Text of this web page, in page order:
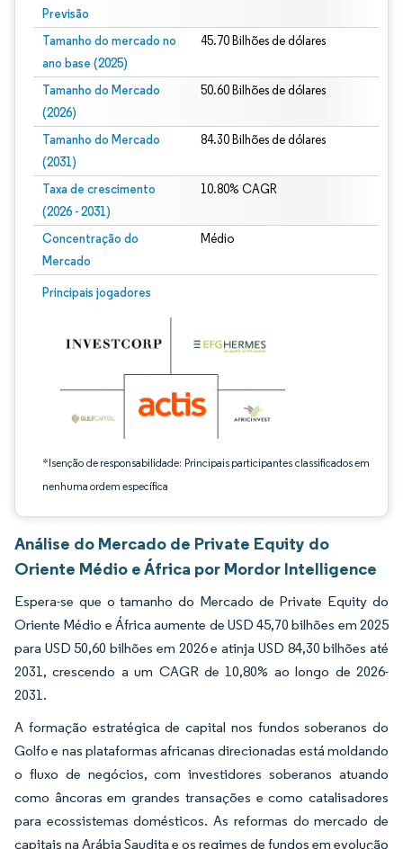
Previsão
Tamanho do mercado no
ano base (2025)
45.70 Bilhões de dólares
Tamanho do Mercado
(2026)
50.60 Bilhões de dólares
Tamanho do Mercado
(2031)
84.30 Bilhões de dólares
Taxa de crescimento
(2026 - 2031)
10.80% CAGR
Concentração do
Mercado
Médio
Principais jogadores
*Isenção de responsabilidade: Principais participantes classificados em
nenhuma ordem específica
Imagem © Mordor Intelligence. O reuso requer atribuição conforme CC BY 4.0.
Análise do Mercado de Private Equity do
Oriente Médio e África por Mordor Intelligence
Espera-se que o tamanho do Mercado de Private Equity do
Oriente Médio e África aumente de USD 45,70 bilhões em 2025
para USD 50,60 bilhões em 2026 e atinja USD 84,30 bilhões até
2031, crescendo a um CAGR de 10,80% ao longo de 2026-
2031.
A formação estratégica de capital nos fundos soberanos do
Golfo e nas plataformas africanas direcionadas está moldando
o fluxo de negócios, com investidores soberanos atuando
como âncoras em grandes transações e como catalisadores
para ecossistemas domésticos. As reformas do mercado de
capitais na Arábia Saudita e os regimes de fundos em evolução